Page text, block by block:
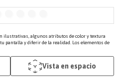
ilustrativas, algunos atributos de color y textura
pantalla y diferir de la realidad. Los elementos de
Vista en espacio